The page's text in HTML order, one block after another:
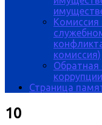
Комиссия
комиссия)
Обратная
коррупции
Страница
10